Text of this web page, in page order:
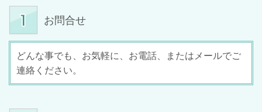
お問合せ
どんな事でも、お気軽に、お電話、またはメールでご
連絡ください。